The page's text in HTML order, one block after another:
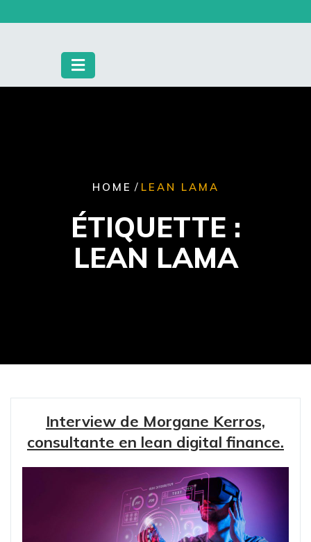
to
HOME / LEAN LAMA
ÉTIQUETTE :
LEAN LAMA
Interview de Morgane Kerros,
consultante en lean digital finance.